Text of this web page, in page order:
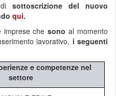
disottoscrizione del nuovo
qui.
imprese chesonoal momento
lavorativo, i seguenti
e competenze nel
settore